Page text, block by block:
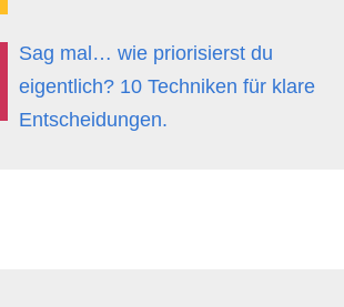
Sag mal… wie priorisierst du
eigentlich? 10 Techniken für klare
Entscheidungen.